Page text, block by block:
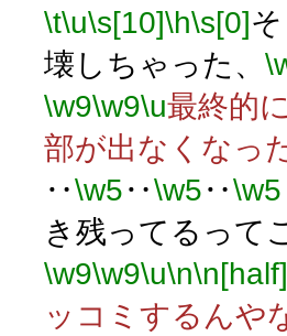
\t\u\s[10]\h\s[0]
壊しちゃった、
\w9\w9\u最終的
部が出なくなっ
‥\w5‥\w5‥\w5
き残ってるって
\w9\w9\u\n\n[half]
ッコミするんや